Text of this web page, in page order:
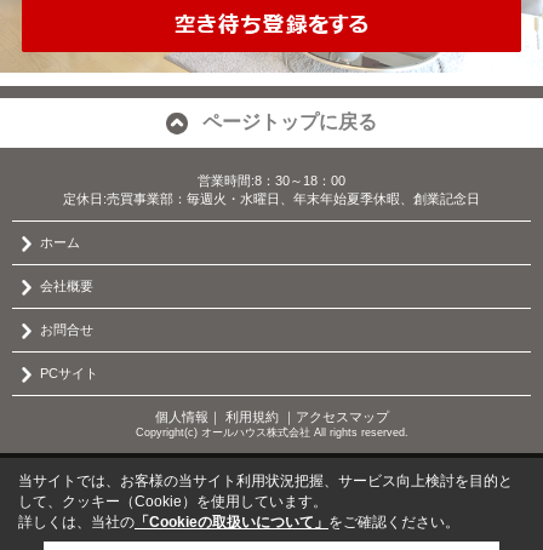
ページトップに戻る
営業時間:8：30～18：00
定休日:売買事業部：毎週火・水曜日、年末年始夏季休暇、創業記念日
ホーム
会社概要
お問合せ
PCサイト
個人情報 ｜ 利用規約｜ アクセスマップ
Copyright(c) オールハウス株式会社 All rights reserved.
当サイトでは、お客様の当サイト利用状況把握、サービス向上検討を目的と
して、クッキー（Cookie）を使用しています。
詳しくは、当社の 「Cookieの取扱いについて」 をご確認ください。